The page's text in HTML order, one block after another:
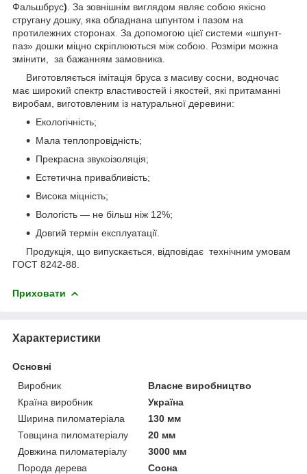
Фальшбрус) . За зовнішнім виглядом являє собою якісно
стругану дошку, яка обладнана шпунтом і пазом на
протилежних сторонах. За допомогою цієї системи «шпунт-
паз» дошки міцно скріплюються між собою. Розміри можна
змінити, за бажанням замовника.
Виготовляється імітація бруса з масиву сосни, водночас
має широкий спектр властивостей і якостей, які притаманні
виробам, виготовленим із натуральної деревини:
Екологічність;
Мала теплопровідність;
Прекрасна звукоізоляція;
Естетична привабливість;
Висока міцність;
Вологість — не більш ніж 12%;
Довгий термін експлуатації.
Продукція, що випускається, відповідає технічним умовам
ГОСТ 8242-88.
Приховати
Характеристики
Основні
Виробник
Власне виробництво
Країна виробник
Україна
Ширина пиломатеріала
130 мм
Товщина пиломатеріалу
20 мм
Довжина пиломатеріалу
3000 мм
Порода дерева
Сосна